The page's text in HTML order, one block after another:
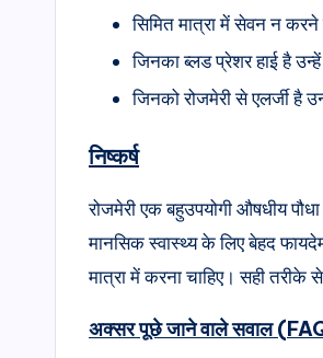
सिमित मात्रा में सेवन न
जिनका ब्लड प्रेशर हाई है
जिनको रोजमेरी से एलर्जी है
निष्कर्ष
रोजमेरी एक बहुउपयोगी औषधीय
मानसिक स्वास्थ्य के लिए बेहद
मात्रा में करना चाहिए। सही तरीके
अक्सर पूछे जाने वाले सवाल